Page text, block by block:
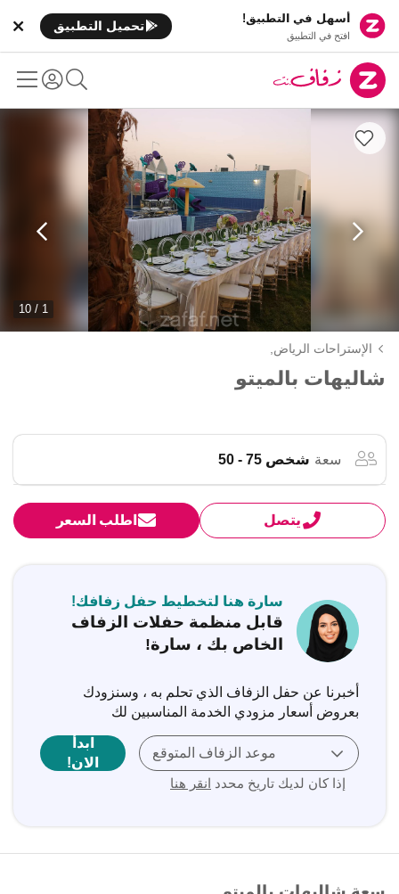
أسهل في التطبيق!
افتح في التطبيق
تحميل التطبيق
1 / 10
الإستراحات الرياض,
شاليهات بالميتو
سعة شخص 75 - 50
يتصل اطلب السعر
سارة هنا لتخطيط حفل زفافك!
قابل منظمة حفلات الزفاف
الخاص بك ، سارة!
أخبرنا عن حفل الزفاف الذي تحلم به ، وسنزودك
بعروض أسعار مزودي الخدمة المناسبين لك
موعد الزفاف المتوقع
إذا كان لديك تاريخ محدد انقر هنا
ابدأ
الان!